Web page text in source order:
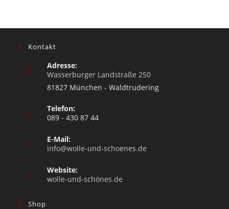
Kontakt
Adresse:
Wasserburger Landstraße 250
81827 München - Waldtrudering
Telefon:
089 - 430 87 44
E-Mail:
info@wolle-und-schoenes.de
Website:
wolle-und-schönes.de
Shop